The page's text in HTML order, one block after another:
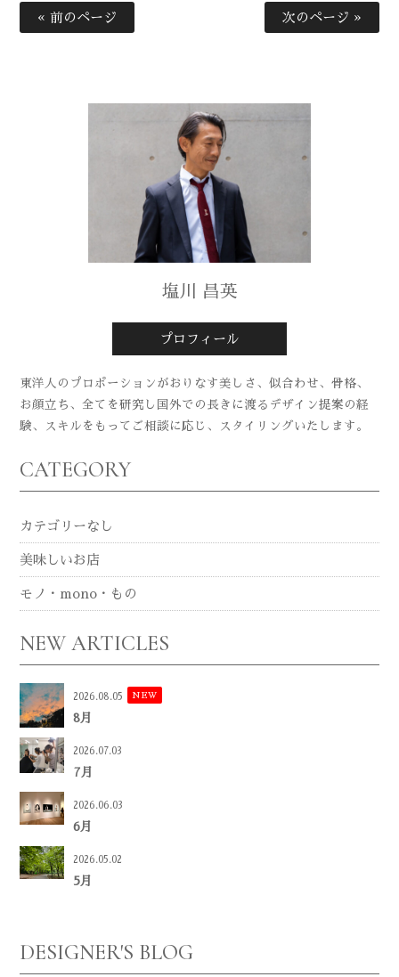
« 前のページ 次のページ »
塩川 昌英
プロフィール
東洋人のプロポーションがおりなす美しさ、似合わせ、骨格、
お顔立ち、全てを研究し国外での長きに渡るデザイン提案の経
験、スキルをもってご相談に応じ、スタイリングいたします。
CATEGORY
カテゴリーなし
美味しいお店
モノ・mono・もの
NEW ARTICLES
2026.08.05 NEW
8月
2026.07.03
7月
2026.06.03
6月
2026.05.02
5月
DESIGNER'S BLOG